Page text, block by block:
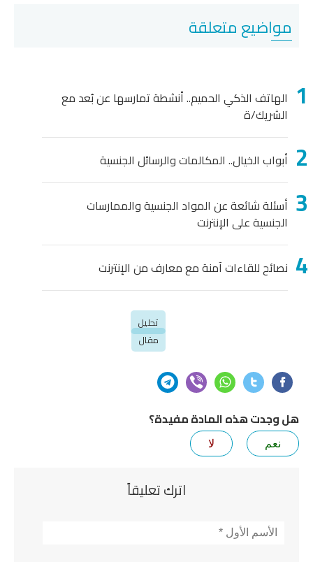
مواضيع متعلقة
الهاتف الذكي الحميم.. أنشطة تمارسها عن بُعد مع
الشريك/ة
أبواب الخيال.. المكالمات والرسائل الجنسية
أسئلة شائعة عن المواد الجنسية والممارسات
الجنسية على الإنترنت
نصائح للقاءات آمنة مع معارف من الإنترنت
تحليل
مقال
هل وجدت هذه المادة مفيدة؟
نعم لا
اترك تعليقاً
الأسم*